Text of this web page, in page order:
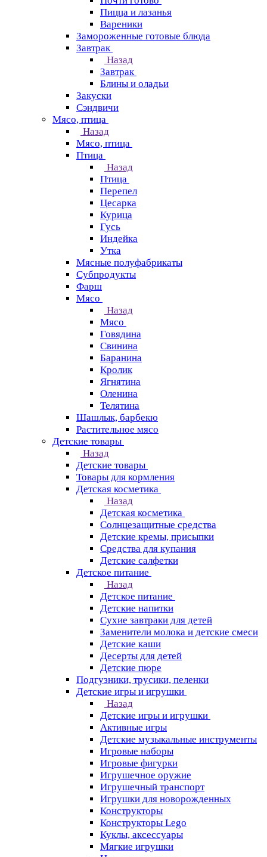
Пицца и лазанья
Вареники
Замороженные готовые блюда
Завтрак
Назад
Завтрак
Блины и оладьи
Закуски
Сэндвичи
Мясо, птица
Назад
Мясо, птица
Птица
Назад
Птица
Перепел
Цесарка
Курица
Гусь
Индейка
Утка
Мясные полуфабрикаты
Субпродукты
Фарш
Мясо
Назад
Мясо
Говядина
Свинина
Баранина
Кролик
Ягнятина
Оленина
Телятина
Шашлык, барбекю
Растительное мясо
Детские товары
Назад
Детские товары
Товары для кормления
Детская косметика
Назад
Детская косметика
Солнцезащитные средства
Детские кремы, присыпки
Средства для купания
Детские салфетки
Детское питание
Назад
Детское питание
Детские напитки
Сухие завтраки для детей
Заменители молока и детские смеси
Детские каши
Десерты для детей
Детские пюре
Подгузники, трусики, пеленки
Детские игры и игрушки
Назад
Детские игры и игрушки
Активные игры
Детские музыкальные инструменты
Игровые наборы
Игровые фигурки
Игрушечное оружие
Игрушечный транспорт
Игрушки для новорожденных
Конструкторы
Конструкторы Lego
Куклы, аксессуары
Мягкие игрушки